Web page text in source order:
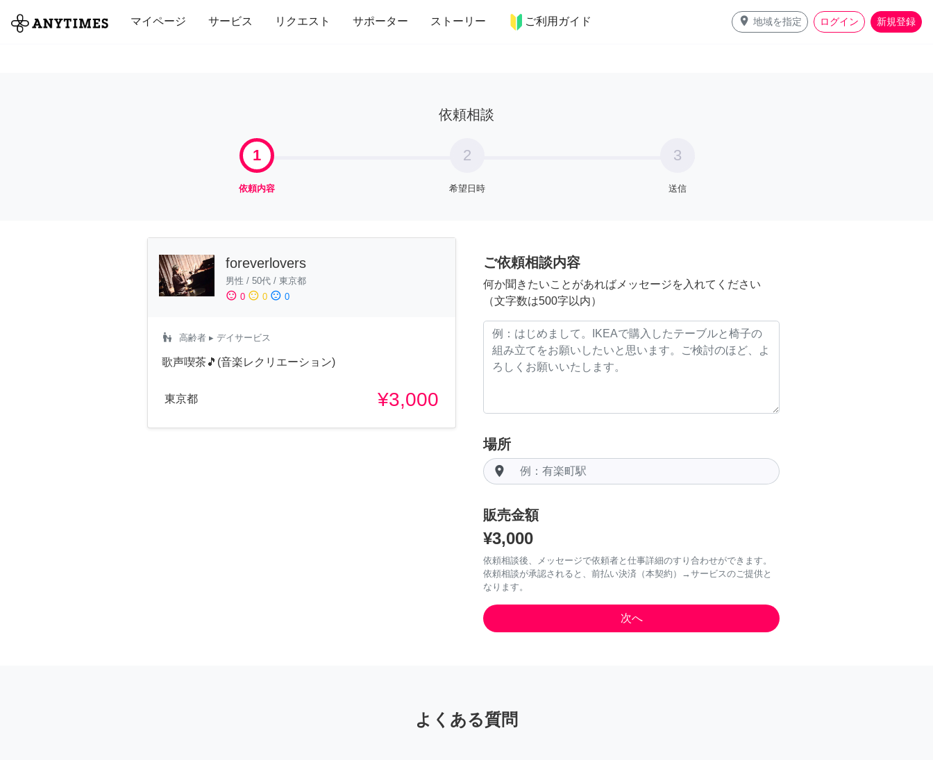
マイページ サービス リクエスト サポーター ストーリー ご利用ガイド place 地域を指定 ログイン 新規登録
全て 修理・組立 家事 引っ越し インテリア 趣味・習い事 ペット 料理
依頼相談
1
依頼内容
2
希望日時
3
送信
foreverlovers
男性 / 50代 / 東京都
sentiment_satisfied 0 sentiment_neutral 0 sentiment_dissatisfied 0
escalator_warning 高齢者 ▸ デイサービス
歌声喫茶🎵(音楽レクリエーション)
東京都 ¥3,000
ご依頼相談内容
何か聞きたいことがあればメッセージを入れてください
（文字数は500字以内）
場所
room
販売金額
¥3,000
依頼相談後、メッセージで依頼者と仕事詳細のすり合わせができます。
依頼相談が承認されると、前払い決済（本契約）→サービスのご提供と
なります。
よくある質問